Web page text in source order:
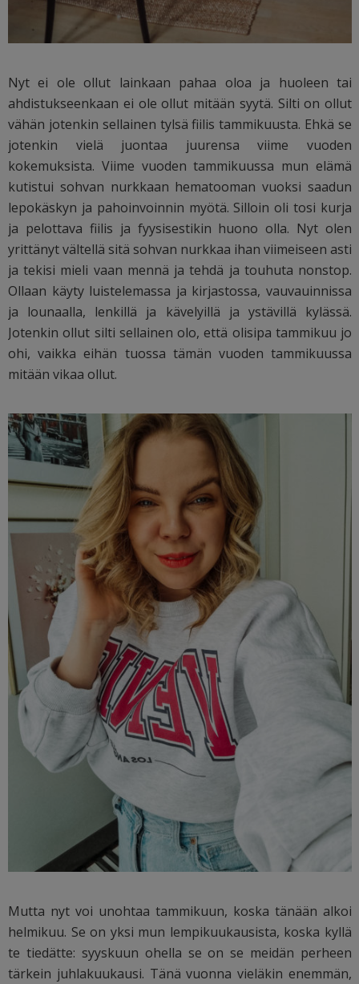
Nyt ei ole ollut lainkaan pahaa oloa ja huoleen tai
ahdistukseenkaan ei ole ollut mitään syytä. Silti on ollut
vähän jotenkin sellainen tylsä fiilis tammikuusta. Ehkä se
jotenkin vielä juontaa juurensa viime vuoden
kokemuksista. Viime vuoden tammikuussa mun elämä
kutistui sohvan nurkkaan hematooman vuoksi saadun
lepokäskyn ja pahoinvoinnin myötä. Silloin oli tosi kurja
ja pelottava fiilis ja fyysisestikin huono olla. Nyt olen
yrittänyt vältellä sitä sohvan nurkkaa ihan viimeiseen asti
ja tekisi mieli vaan mennä ja tehdä ja touhuta nonstop.
Ollaan käyty luistelemassa ja kirjastossa, vauvauinnissa
ja lounaalla, lenkillä ja kävelyillä ja ystävillä kylässä.
Jotenkin ollut silti sellainen olo, että olisipa tammikuu jo
ohi, vaikka eihän tuossa tämän vuoden tammikuussa
mitään vikaa ollut.
Mutta nyt voi unohtaa tammikuun, koska tänään alkoi
helmikuu. Se on yksi mun lempikuukausista, koska kyllä
te tiedätte: syyskuun ohella se on se meidän perheen
tärkein juhlakuukausi. Tänä vuonna vieläkin enemmän,